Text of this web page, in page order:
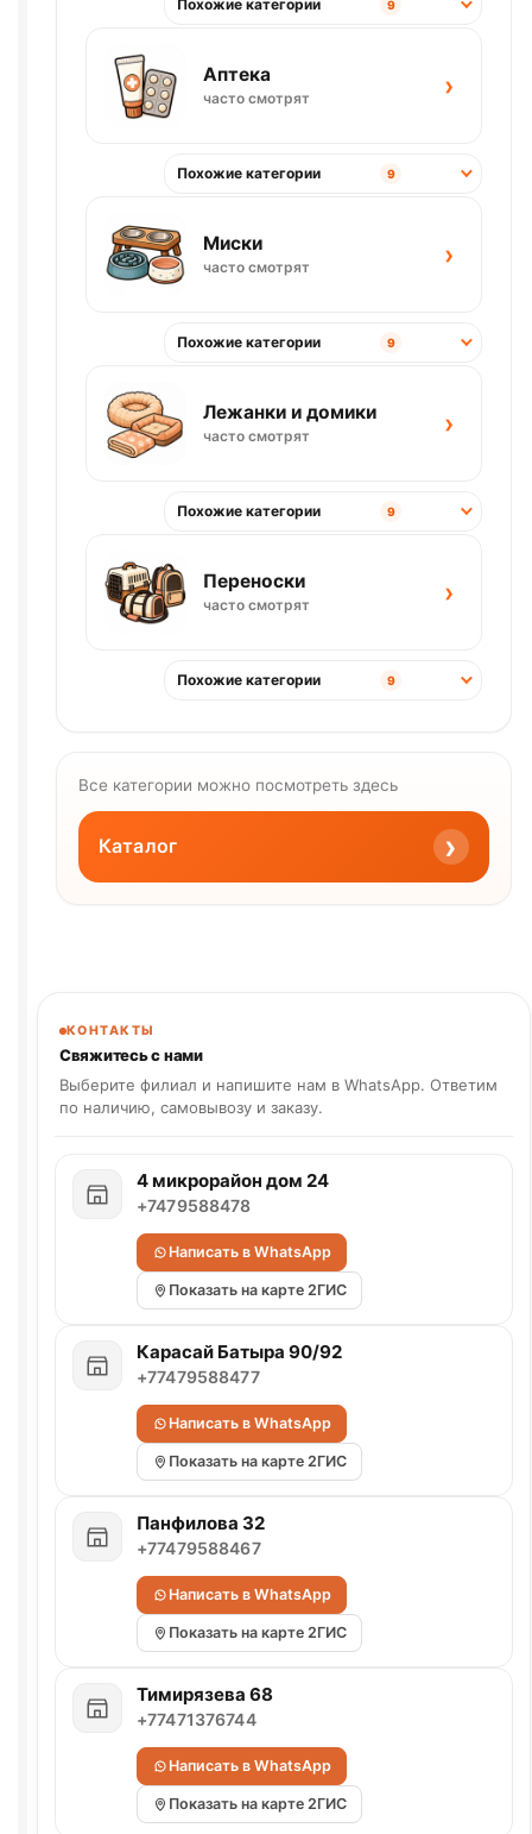
Похожие категории 9
Аптека
часто смотрят ›
Похожие категории 9
Миски
часто смотрят ›
Похожие категории 9
Лежанки и домики
часто смотрят ›
Похожие категории 9
Переноски
часто смотрят ›
Похожие категории 9
Все категории можно посмотреть здесь
Каталог ›
КОНТАКТЫ
Свяжитесь с нами
Выберите филиал и напишите нам в WhatsApp. Ответим
по наличию, самовывозу и заказу.
4 микрорайон дом 24
+7479588478
Написать в WhatsApp
Показать на карте 2ГИС
Карасай Батыра 90/92
+77479588477
Написать в WhatsApp
Показать на карте 2ГИС
Панфилова 32
+77479588467
Написать в WhatsApp
Показать на карте 2ГИС
Тимирязева 68
+77471376744
Написать в WhatsApp
Показать на карте 2ГИС